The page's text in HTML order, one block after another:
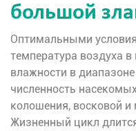
большой
Оптимальными
температура воздуха в
влажности в
численность
колошения, восковой и
Жизненный цикл